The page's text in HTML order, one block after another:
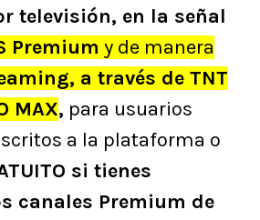
televisión, en la señal
Premium y de manera
a través de TNT
MAX, para usuarios
a la plataforma o
si tienes
canales Premium de